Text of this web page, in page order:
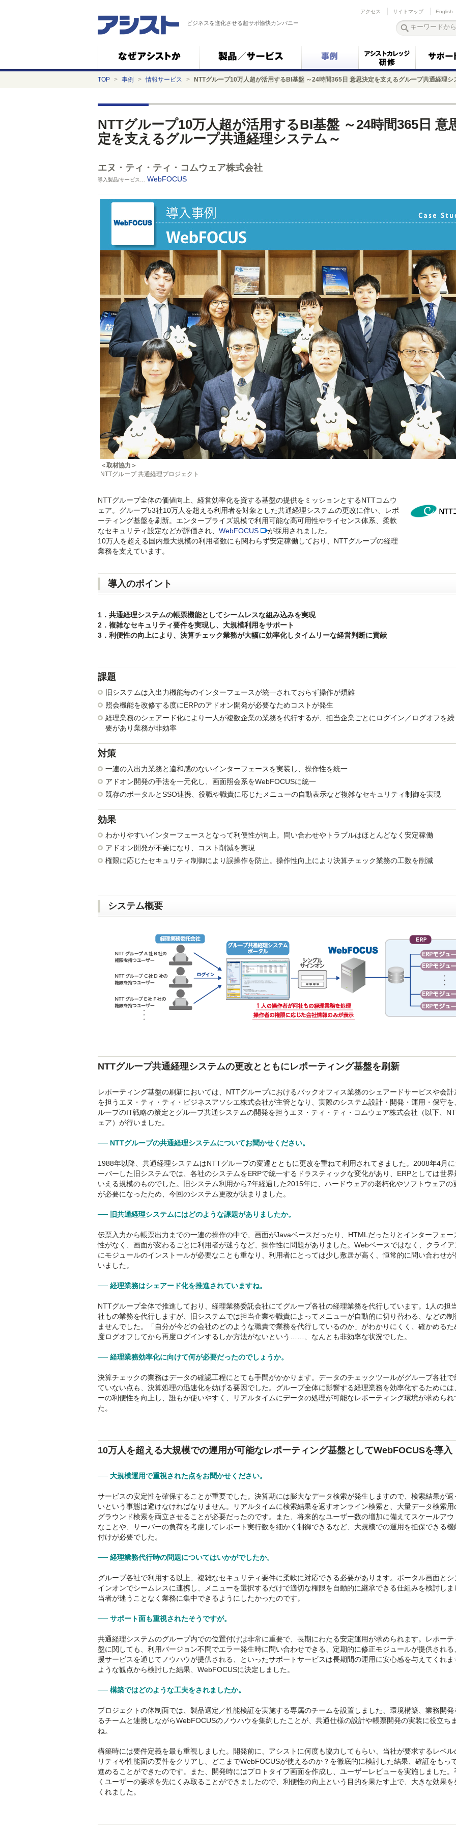
ビジネスを進化させる超サポ愉快カンパニー
アクセス サイトマップ English
TOP > 事例 > 情報サービス > NTTグループ10万人超が活用するBI基盤 ～24時間365日 意思決定を支えるグループ共通経理シ
NTTグループ10万人超が活用するBI基盤 ～24時間365日 意
定を支えるグループ共通経理システム～
エヌ・ティ・ティ・コムウェア株式会社
導入製品/サービス… WebFOCUS
＜取材協力＞
NTTグループ 共通経理プロジェクト
NTTグループ全体の価値向上、経営効率化を資する基盤の提供をミッションとするNTTコムウ
ェア。グループ53社10万人を超える利用者を対象とした共通経理システムの更改に伴い、レポ
ーティング基盤を刷新。エンタープライズ規模で利用可能な高可用性やライセンス体系、柔軟
なセキュリティ設定などが評価され、 WebFOCUS
が採用されました。
10万人を超える国内最大規模の利用者数にも関わらず安定稼働しており、NTTグループの経理
業務を支えています。
導入のポイント
1．共通経理システムの帳票機能としてシームレスな組み込みを実現
2．複雑なセキュリティ要件を実現し、大規模利用をサポート
3．利便性の向上により、決算チェック業務が大幅に効率化しタイムリーな経営判断に貢献
課題
旧システムは入出力機能毎のインターフェースが統一されておらず操作が煩雑
照会機能を改修する度にERPのアドオン開発が必要なためコストが発生
経理業務のシェアード化により一人が複数企業の業務を代行するが、担当企業ごとにログイン／ログオフを
要があり業務が非効率
対策
一連の入出力業務と違和感のないインターフェースを実装し、操作性を統一
アドオン開発の手法を一元化し、画面照会系をWebFOCUSに統一
既存のポータルとSSO連携、役職や職責に応じたメニューの自動表示など複雑なセキュリティ制御を実現
効果
わかりやすいインターフェースとなって利便性が向上。問い合わせやトラブルはほとんどなく安定稼働
アドオン開発が不要になり、コスト削減を実現
権限に応じたセキュリティ制御により誤操作を防止。操作性向上により決算チェック業務の工数を削減
システム概要
NTTグループ共通経理システムの更改とともにレポーティング基盤を刷新
レポーティング基盤の刷新においては、NTTグループにおけるバックオフィス業務のシェアードサービスや会計
を担うエヌ・ティ・ティ・ビジネスアソシエ株式会社が主管となり、実際のシステム設計・開発・運用・保守
ループのIT戦略の策定とグループ共通システムの開発を担うエヌ・ティ・ティ・コムウェア株式会社（以下、
ェア）が行いました。
── NTTグループの共通経理システムについてお聞かせください。
1988年以降、共通経理システムはNTTグループの変遷とともに更改を重ねて利用されてきました。2008年4月
ーバーした旧システムでは、各社のシステムをERPで統一するドラスティックな変化があり、ERPとしては世界
いえる規模のものでした。旧システム利用から7年経過した2015年に、ハードウェアの老朽化やソフトウェアの
が必要になったため、今回のシステム更改が決まりました。
── 旧共通経理システムにはどのような課題がありましたか。
伝票入力から帳票出力までの一連の操作の中で、画面がJavaベースだったり、HTMLだったりとインターフェー
性がなく、画面が変わるごとに利用者が迷うなど、操作性に問題がありました。Webベースではなく、クライア
にモジュールのインストールが必要なことも重なり、利用者にとっては少し敷居が高く、恒常的に問い合わせが
いました。
── 経理業務はシェアード化を推進されていますね。
NTTグループ全体で推進しており、経理業務委託会社にてグループ各社の経理業務を代行しています。1人の担
社もの業務を代行しますが、旧システムでは担当企業や職責によってメニューが自動的に切り替わる、などの制
ませんでした。「自分が今どの会社のどのような職責で業務を代行しているのか」がわかりにくく、確かめるた
度ログオフしてから再度ログインするしか方法がないという……、なんとも非効率な状況でした。
── 経理業務効率化に向けて何が必要だったのでしょうか。
決算チェックの業務はデータの確認工程にとても手間がかかります。データのチェックツールがグループ各社で
ていない点も、決算処理の迅速化を妨げる要因でした。グループ全体に影響する経理業務を効率化するためには
ーの利便性を向上し、誰もが使いやすく、リアルタイムにデータの処理が可能なレポーティング環境が求められ
た。
10万人を超える大規模での運用が可能なレポーティング基盤としてWebFOCUSを導入
── 大規模運用で重視された点をお聞かせください。
サービスの安定性を確保することが重要でした。決算期には膨大なデータ検索が発生しますので、検索結果が返
いという事態は避けなければなりません。リアルタイムに検索結果を返すオンライン検索と、大量データ検索用
グラウンド検索を両立させることが必要だったのです。また、将来的なユーザー数の増加に備えてスケールアウ
なことや、サーバーの負荷を考慮してレポート実行数を細かく制御できるなど、大規模での運用を担保できる機
付けが必要でした。
── 経理業務代行時の問題についてはいかがでしたか。
グループ各社で利用する以上、複雑なセキュリティ要件に柔軟に対応できる必要があります。ポータル画面とシ
インオンでシームレスに連携し、メニューを選択するだけで適切な権限を自動的に継承できる仕組みを検討しま
当者が迷うことなく業務に集中できるようにしたかったのです。
── サポート面も重視されたそうですが。
共通経理システムのグループ内での位置付けは非常に重要で、長期にわたる安定運用が求められます。レポーテ
盤に関しても、利用バージョン不問でエラー発生時に問い合わせできる、定期的に修正モジュールが提供される
援サービスを通じてノウハウが提供される、といったサポートサービスは長期間の運用に安心感を与えてくれま
ような観点から検討した結果、WebFOCUSに決定しました。
── 構築ではどのような工夫をされましたか。
プロジェクトの体制面では、製品選定／性能検証を実施する専属のチームを設置しました、環境構築、業務開発
るチームと連携しながらWebFOCUSのノウハウを集約したことが、共通仕様の設計や帳票開発の実装に役立ち
ね。
構築時には要件定義を最も重視しました。開発前に、アシストに何度も協力してもらい、当社が要求するレベル
リティや性能面の要件をクリアし、どこまでWebFOCUSが使えるのか？を徹底的に検討した結果、確証をもっ
進めることができたのです。また、開発時にはプロトタイプ画面を作成し、ユーザーレビューを実施しました。
くユーザーの要求を先にくみ取ることができましたので、利便性の向上という目的を果たす上で、大きな効果を
くれました。